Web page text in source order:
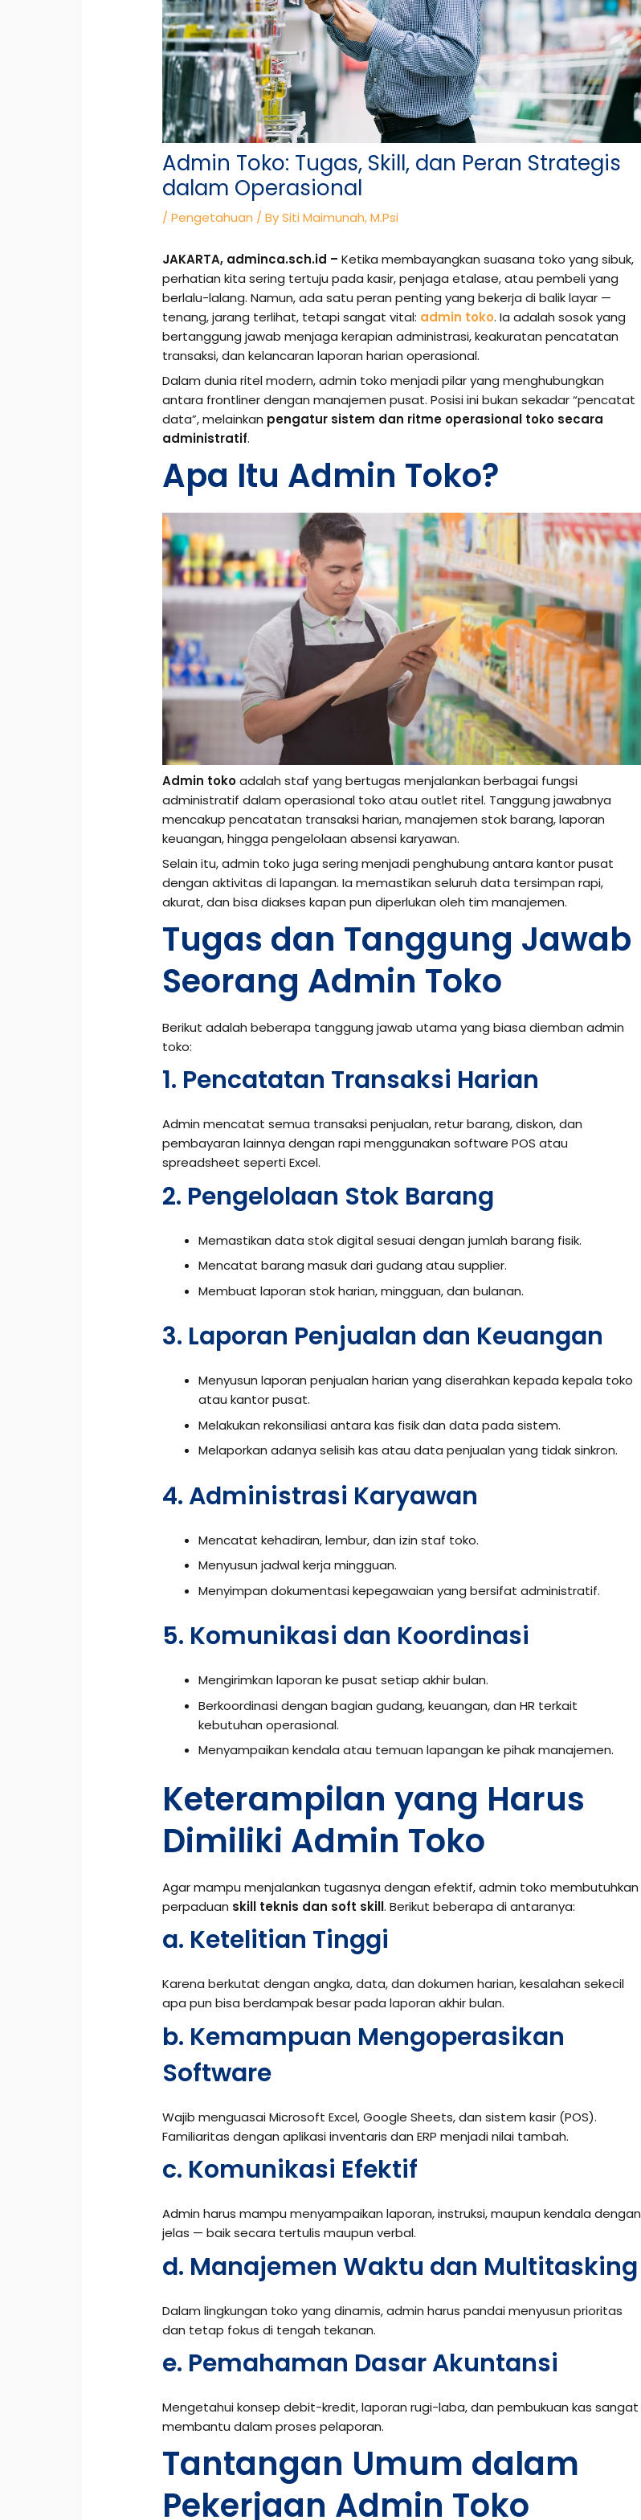
Admin Toko: Tugas, Skill, dan Peran Strategis
dalam Operasional
/Pengetahuan / BySiti Maimunah, M.Psi
JAKARTA, adminca.sch.id – Ketika membayangkan suasana toko yang sibuk,
perhatian kita sering tertuju pada kasir, penjaga etalase, atau pembeli yang
berlalu-lalang. Namun, ada satu peran penting yang bekerja di balik layar —
tenang, jarang terlihat, tetapi sangat vital: admin toko. Ia adalah sosok yang
bertanggung jawab menjaga kerapian administrasi, keakuratan pencatatan
transaksi, dan kelancaran laporan harian operasional.
Dalam dunia ritel modern, admin toko menjadi pilar yang menghubungkan
antara frontliner dengan manajemen pusat. Posisi ini bukan sekadar “pencatat
data”, melainkan pengatur sistem dan ritme operasional toko secara
administratif.
Apa Itu Admin Toko?
Admin tokoadalah staf yang bertugas menjalankan berbagai fungsi
administratif dalam operasional toko atau outlet ritel. Tanggung jawabnya
mencakup pencatatan transaksi harian, manajemen stok barang, laporan
keuangan, hingga pengelolaan absensi karyawan.
Selain itu, admin toko juga sering menjadi penghubung antara kantor pusat
dengan aktivitas di lapangan. Ia memastikan seluruh data tersimpan rapi,
akurat, dan bisa diakses kapan pun diperlukan oleh tim manajemen.
Tugas dan Tanggung Jawab
Seorang Admin Toko
Berikut adalah beberapa tanggung jawab utama yang biasa diemban admin
toko:
1. Pencatatan Transaksi Harian
Admin mencatat semua transaksi penjualan, retur barang, diskon, dan
pembayaran lainnya dengan rapi menggunakan software POS atau
spreadsheet seperti Excel.
2. Pengelolaan Stok Barang
Memastikan data stok digital sesuai dengan jumlah barang fisik.
Mencatat barang masuk dari gudang atau supplier.
Membuat laporan stok harian, mingguan, dan bulanan.
3. Laporan Penjualan dan Keuangan
Menyusun laporan penjualan harian yang diserahkan kepada kepala toko
atau kantor pusat.
Melakukan rekonsiliasi antara kas fisik dan data pada sistem.
Melaporkan adanya selisih kas atau data penjualan yang tidak sinkron.
4. Administrasi Karyawan
Mencatat kehadiran, lembur, dan izin staf toko.
Menyusun jadwal kerja mingguan.
Menyimpan dokumentasi kepegawaian yang bersifat administratif.
5. Komunikasi dan Koordinasi
Mengirimkan laporan ke pusat setiap akhir bulan.
Berkoordinasi dengan bagian gudang, keuangan, dan HR terkait
kebutuhan operasional.
Menyampaikan kendala atau temuan lapangan ke pihak manajemen.
Keterampilan yang Harus
Dimiliki Admin Toko
Agar mampu menjalankan tugasnya dengan efektif, admin toko membutuhkan
perpaduan skill teknis dan soft skill. Berikut beberapa di antaranya:
a. Ketelitian Tinggi
Karena berkutat dengan angka, data, dan dokumen harian, kesalahan sekecil
apa pun bisa berdampak besar pada laporan akhir bulan.
b. Kemampuan Mengoperasikan
Software
Wajib menguasai Microsoft Excel, Google Sheets, dan sistem kasir (POS).
Familiaritas dengan aplikasi inventaris dan ERP menjadi nilai tambah.
c. Komunikasi Efektif
Admin harus mampu menyampaikan laporan, instruksi, maupun kendala dengan
jelas — baik secara tertulis maupun verbal.
d. Manajemen Waktu dan Multitasking
Dalam lingkungan toko yang dinamis, admin harus pandai menyusun prioritas
dan tetap fokus di tengah tekanan.
e. Pemahaman Dasar Akuntansi
Mengetahui konsep debit-kredit, laporan rugi-laba, dan pembukuan kas sangat
membantu dalam proses pelaporan.
Tantangan Umum dalam
Pekerjaan Admin Toko